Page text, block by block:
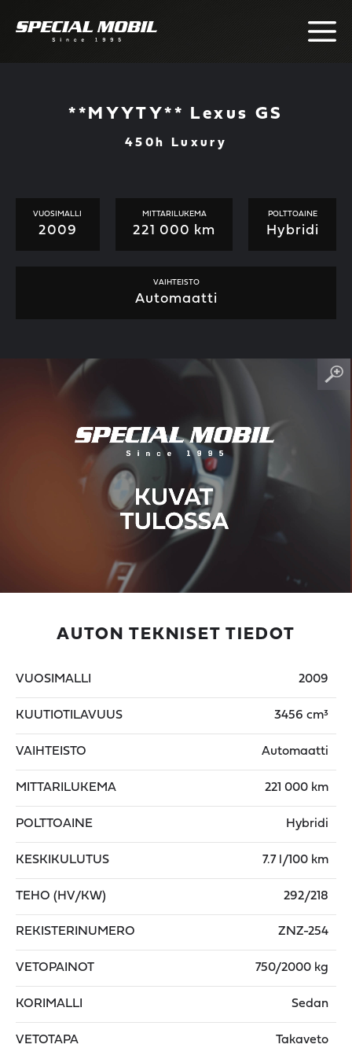
**MYYTY** Lexus GS
450h Luxury
VUOSIMALLI
2009
MITTARILUKEMA
221 000 km
POLTTOAINE
Hybridi
VAIHTEISTO
Automaatti
AUTON TEKNISET TIEDOT
VUOSIMALLI 2009
KUUTIOTILAVUUS 3456 cm³
VAIHTEISTO Automaatti
MITTARILUKEMA 221 000 km
POLTTOAINE Hybridi
KESKIKULUTUS 7.7 l/100 km
TEHO (HV/KW) 292/218
REKISTERINUMERO ZNZ-254
VETOPAINOT 750/2000 kg
KORIMALLI Sedan
VETOTAPA Takaveto